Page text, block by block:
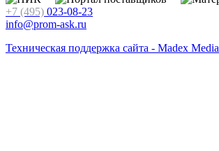
+7 (495) 023-08-23
info@prom-ask.ru
Техническая поддержка сайта - Madex Media